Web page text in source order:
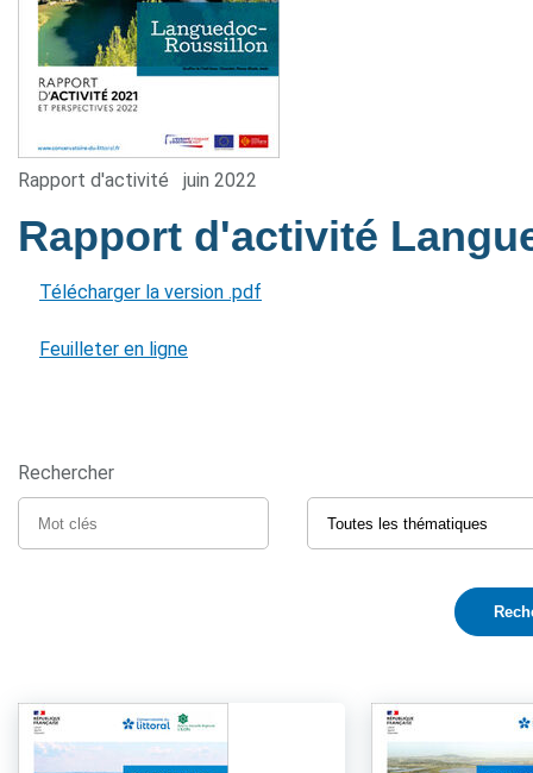
Rapport d'activité juin 2022
Rapport d'activité
Télécharger la version .pdf
Feuilleter en ligne
Rechercher